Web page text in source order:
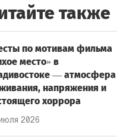
также
по мотивам фильма
место» в
— атмосфера
напряжения и
хоррора
2026